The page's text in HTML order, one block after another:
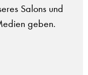
Salons und
geben.